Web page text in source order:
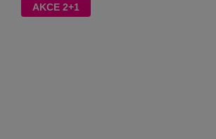
AKCE 2+1